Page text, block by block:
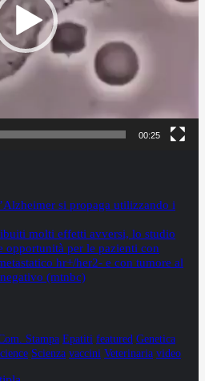
00:25
si propaga utilizzando i
molti effetti avversi, lo studio
opportunità per le pazienti con
hr+/her2- e con tumore al
(mtnbc)
Stampa Epatiti featured Genetica
Scienza vaccini Veterinaria video